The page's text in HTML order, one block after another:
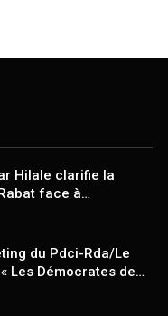
Hilale clarifie la
face à…
du Pdci-Rda/Le
Les Démocrates de…